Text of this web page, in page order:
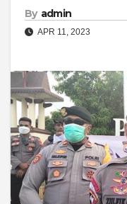
By admin
APR 11, 2023